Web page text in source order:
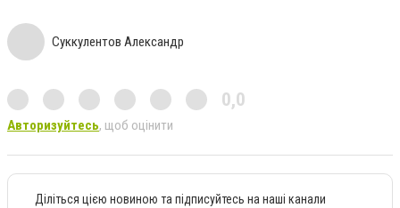
Суккулентов Александр
0,0
Авторизуйтесь, щоб оцінити
Діліться цією новиною та підписуйтесь на наші канали